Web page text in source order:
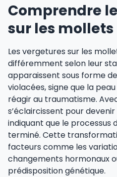
Comprendre
sur les mollets
Les vergetures sur les
différemment selon leur
apparaissent sous forme
violacées, signe que la
réagir au traumatisme.
s’éclaircissent pour
indiquant que le processus
terminé. Cette
facteurs comme les
changements hormonaux
prédisposition génétique.